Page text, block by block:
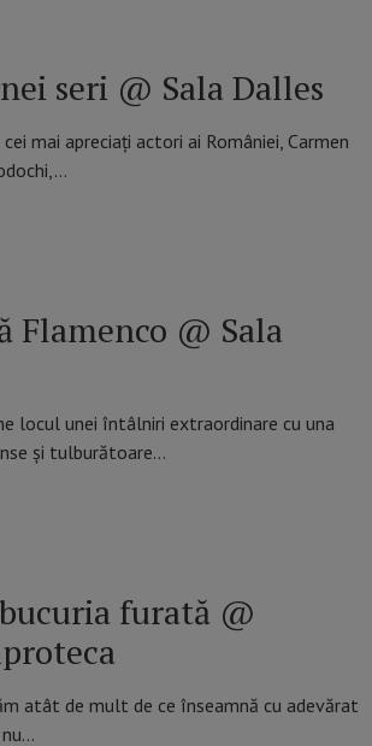
seri @ Sala Dalles
mai apreciați actori ai României, Carmen
Flamenco @ Sala
locul unei întâlniri extraordinare cu una
și tulburătoare…
furată @
atât de mult de ce înseamnă cu adevărat
nu…